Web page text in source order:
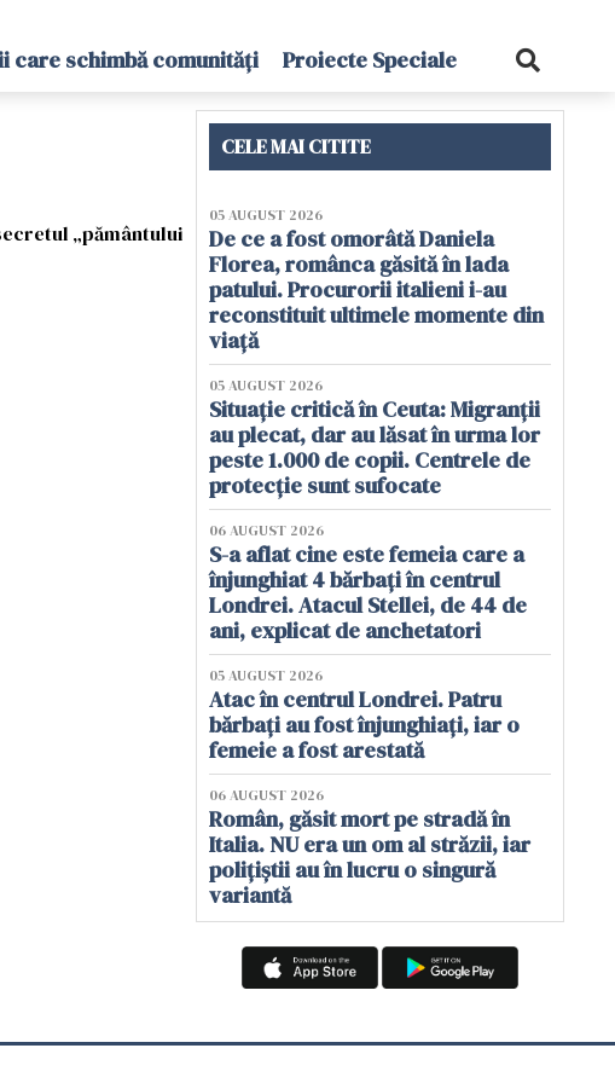
care schimbă comunități Proiecte Speciale
„pământului
CELE MAI CITITE
05 AUGUST 2026
De ce a fost omorâtă Daniela
Florea, românca găsită în lada
patului. Procurorii italieni i-au
reconstituit ultimele momente din
viață
05 AUGUST 2026
Situație critică în Ceuta: Migranții
au plecat, dar au lăsat în urma lor
peste 1.000 de copii. Centrele de
protecție sunt sufocate
06 AUGUST 2026
S-a aflat cine este femeia care a
înjunghiat 4 bărbați în centrul
Londrei. Atacul Stellei, de 44 de
ani, explicat de anchetatori
05 AUGUST 2026
Atac în centrul Londrei. Patru
bărbați au fost înjunghiați, iar o
femeie a fost arestată
06 AUGUST 2026
Român, găsit mort pe stradă în
Italia. NU era un om al străzii, iar
polițiștii au în lucru o singură
variantă